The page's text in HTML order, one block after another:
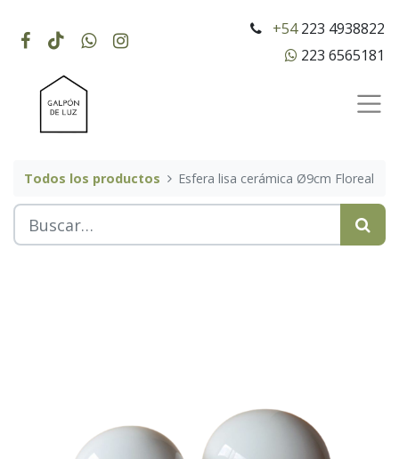
+54223 4938822
223 6565181
Todos los productos Esfera lisa cerámica Ø9cm Floreal